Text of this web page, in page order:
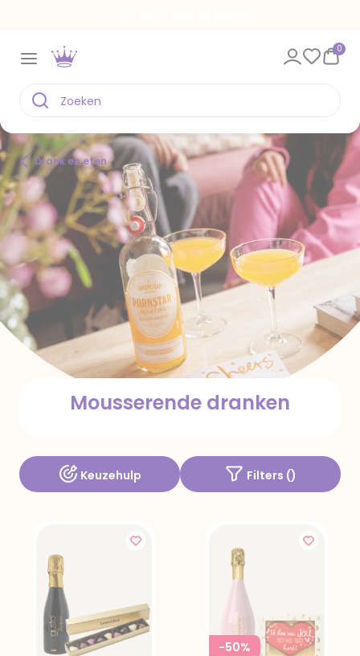
0
Drank en eten
Mousserende dranken
Keuzehulp Filters ()
-50%